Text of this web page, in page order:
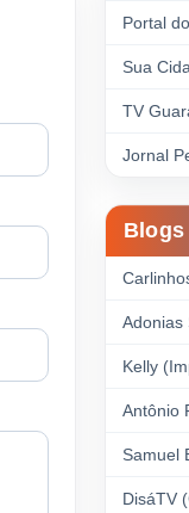
Portal
Sua
TV
Jornal
Blogs
Adonias
Kelly
Antônio
Samuel
DisáTV